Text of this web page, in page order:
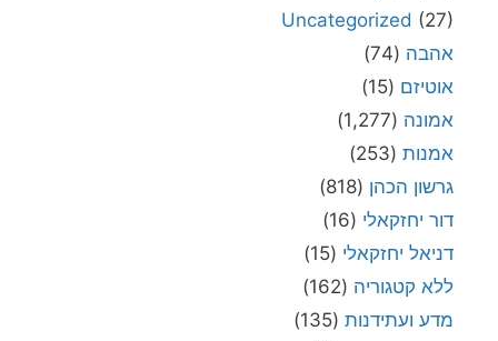
Uncategorized (27)
אהבה (74)
אוטיזם (15)
אמונה (1,277)
אמנות (253)
גרשון הכהן (818)
דור יחזקאלי (16)
דניאל יחזקאלי (15)
ללא קטגוריה (162)
מדע ועתידנות (135)